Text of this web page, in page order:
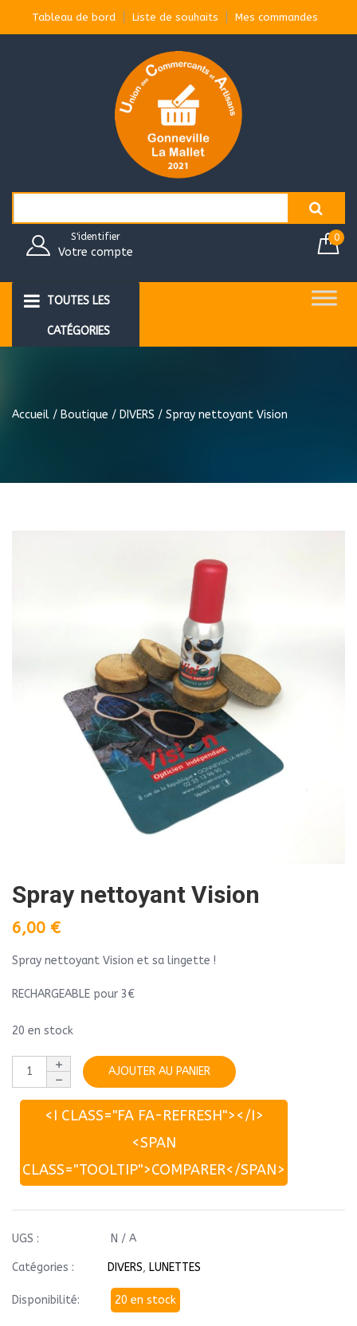
Tableau de bord Liste de souhaits Mes commandes
S'identifier
Votre compte
0
TOUTES LES
CATÉGORIES
Accueil / Boutique / DIVERS / Spray nettoyant Vision
Spray nettoyant Vision
6,00 €
Spray nettoyant Vision et sa lingette !
RECHARGEABLE pour 3€
20 en stock
AJOUTER AU PANIER
<I CLASS="FA FA-REFRESH"></I>
<SPAN
CLASS="TOOLTIP">COMPARER</SPAN>
UGS : N / A
Catégories : DIVERS, LUNETTES
Disponibilité: 20 en stock